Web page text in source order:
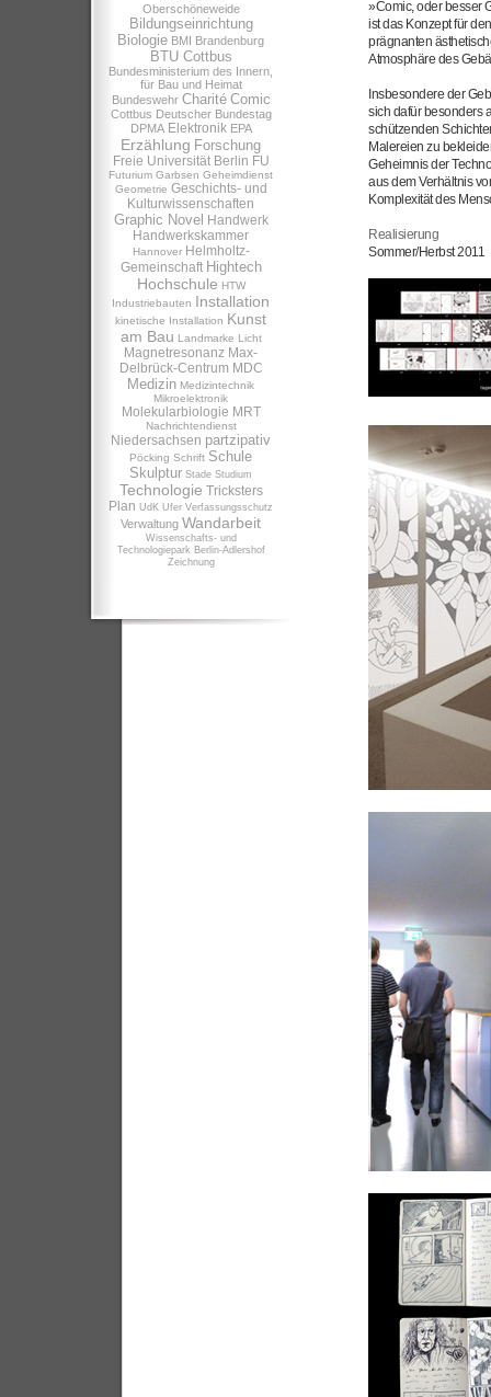
Oberschöneweide
Bildungseinrichtung
Biologie BMI Brandenburg
BTU Cottbus
Bundesministerium des Innern,
für Bau und Heimat
Bundeswehr Charité Comic
Cottbus Deutscher Bundestag
DPMA Elektronik EPA
Erzählung Forschung
Freie Universität Berlin FU
Futurium Garbsen Geheimdienst
Geometrie Geschichts- und
Kulturwissenschaften
Graphic Novel Handwerk
Handwerkskammer
Hannover Helmholtz-
Gemeinschaft Hightech
Hochschule HTW
Industriebauten Installation
kinetische Installation Kunst
am Bau Landmarke Licht
Magnetresonanz Max-
Delbrück-Centrum MDC
Medizin Medizintechnik
Mikroelektronik
Molekularbiologie MRT
Nachrichtendienst
Niedersachsen partzipativ
Pöcking Schrift Schule
Skulptur Stade Studium
Technologie Tricksters
Plan UdK Ufer Verfassungsschutz
Verwaltung Wandarbeit
Wissenschafts- und
Technologiepark Berlin-Adlershof
Zeichnung
»Comic, oder besser
ist das Konzept für
prägnanten
Atmosphäre des
Insbesondere der
sich dafür besonders
schützenden
Malereien zu
Geheimnis der
aus dem Verhältnis
Komplexität des
Realisierung
Sommer/Herbst 2011